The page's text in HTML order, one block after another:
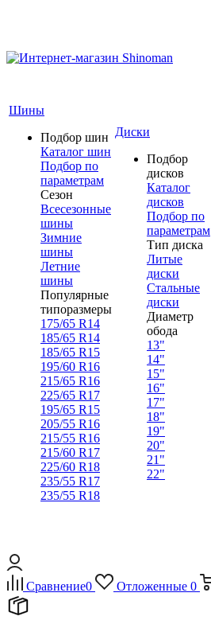
Шины
Подбор шин
Каталог шин
Подбор по
параметрам
Сезон
Всесезонные
шины
Зимние
шины
Летние
шины
Популярные
типоразмеры
175/65 R14
185/65 R14
185/65 R15
195/60 R16
215/65 R16
225/65 R17
195/65 R15
205/55 R16
215/55 R16
215/60 R17
225/60 R18
235/55 R17
235/55 R18
Диски
Подбор
дисков
Каталог
дисков
Подбор по
параметрам
Тип диска
Литые
диски
Стальные
диски
Диаметр
обода
13"
14"
15"
16"
17"
18"
19"
20"
21"
22"
Сравнение0 Отложенные 0